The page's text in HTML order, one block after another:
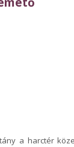
a harctér